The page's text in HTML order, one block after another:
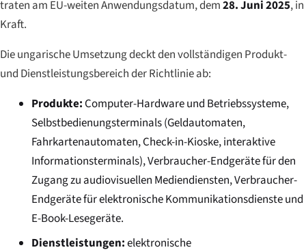
traten am EU-weiten Anwendungsdatum, dem28. Juni 2025, in
Kraft.
Die ungarische Umsetzung deckt den vollständigen Produkt-
und Dienstleistungsbereich der Richtlinie ab:
Produkte:Computer-Hardware und Betriebssysteme,
Selbstbedienungsterminals (Geldautomaten,
Fahrkartenautomaten, Check-in-Kioske, interaktive
Informationsterminals), Verbraucher-Endgeräte für den
Zugang zu audiovisuellen Mediendiensten, Verbraucher-
Endgeräte für elektronische Kommunikationsdienste und
E-Book-Lesegeräte.
Dienstleistungen:elektronische